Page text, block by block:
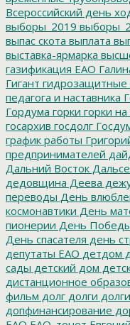
Всероссийский день
выборы_2019
выпас скота выплата
выставка-ярмарка
газификация ЕАО
Гигант гидрозащитные
педагога и наставника
Гордума горки горки
госархив госдолг
график работы
предпринимателей
Дальний Восток
дедовщина Деева
переводы День
космонавтики День
пионерии День
День спасателя день
депутаты ЕАО детдом
сады детский дом
дистанционное
фильм долг долги
допфинансирование